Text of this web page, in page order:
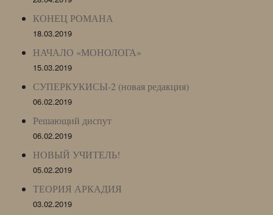
КОНЕЦ РОМАНА
18.03.2019
НАЧАЛО «МОНОЛОГА»
15.03.2019
СУПЕРКУКИСЫ-2 (новая редакция)
06.02.2019
Решающий диспут
06.02.2019
НОВЫЙ УЧИТЕЛЬ!
05.02.2019
ТЕОРИЯ АРКАДИЯ
03.02.2019